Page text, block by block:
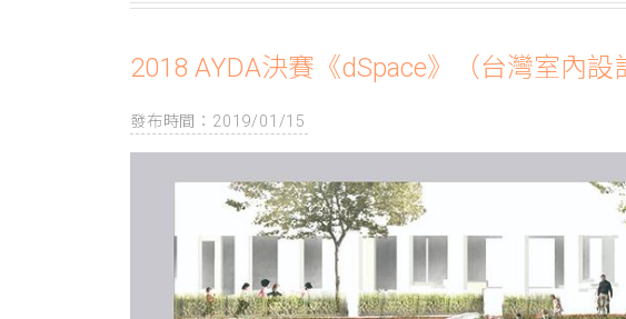
2018 AYDA決賽《dSpace》（台灣室內
發布時間：2019/01/15